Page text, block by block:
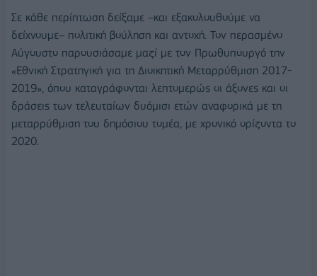
Σε κάθε περίπτωση δείξαμε –και εξακολουθούμε να
δείχνουμε– πολιτική βούληση και αντοχή. Τον περασμένο
Αύγουστο παρουσιάσαμε μαζί με τον Πρωθυπουργό την
«Εθνική Στρατηγική για τη Διοικητική Μεταρρύθμιση 2017-
2019», όπου καταγράφονται λεπτομερώς οι άξονες και οι
δράσεις των τελευταίων δυόμισι ετών αναφορικά με τη
μεταρρύθμιση του δημόσιου τομέα, με χρονικό ορίζοντα το
2020.